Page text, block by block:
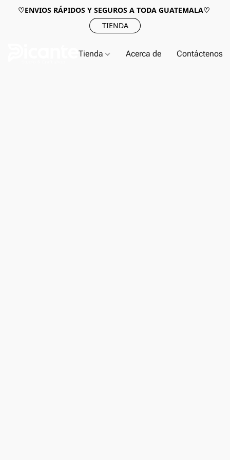
♡ENVIOS RÁPIDOS Y SEGUROS A TODA GUATEMALA♡
TIENDA
Tienda Acerca de Contáctenos